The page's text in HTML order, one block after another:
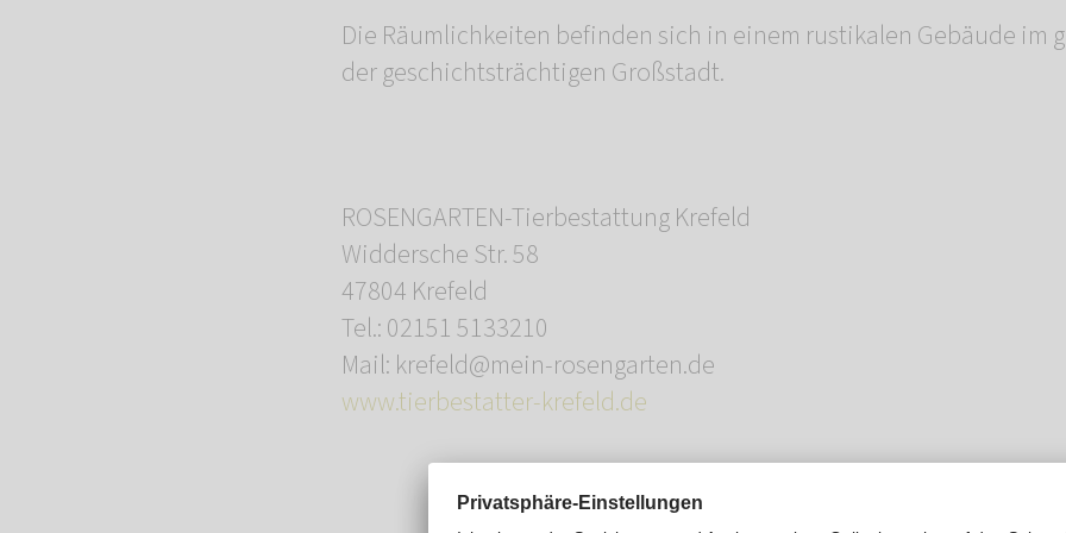
Die Räumlichkeiten befinden sich in einem rustikalen Gebäude im
der geschichtsträchtigen Großstadt.
ROSENGARTEN-Tierbestattung Krefeld
Widdersche Str. 58
47804 Krefeld
Tel.: 02151 5133210
Mail: krefeld@mein-rosengarten.de
www.tierbestatter-krefeld.de